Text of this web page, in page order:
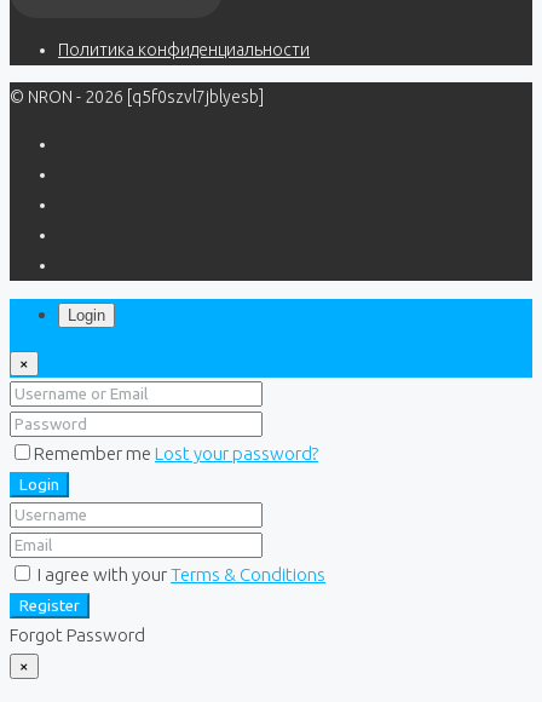
Политика конфиденциальности
© NRON - 2026 [q5f0szvl7jblyesb]
Login
×
Remember me Lost your password?
Login
I agree with yourTerms & Conditions
Register
Forgot Password
×